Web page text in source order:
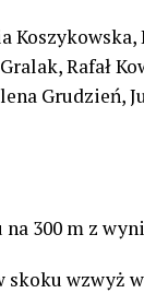
Rafał
Grudzień,
300 m z
skoku wzwyż